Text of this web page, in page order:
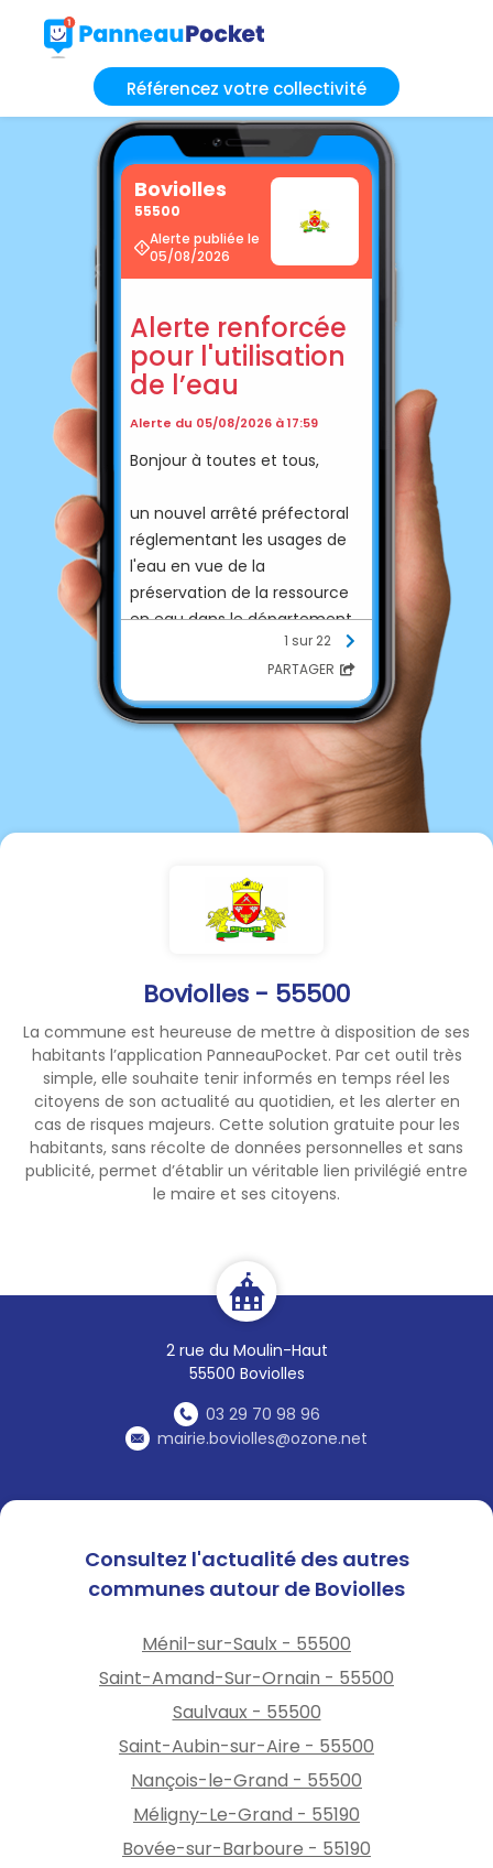
Référencez votre collectivité
Boviolles - 55500
La commune est heureuse de mettre à disposition de ses
habitants l’application PanneauPocket. Par cet outil très
simple, elle souhaite tenir informés en temps réel les
citoyens de son actualité au quotidien, et les alerter en
cas de risques majeurs. Cette solution gratuite pour les
habitants, sans récolte de données personnelles et sans
publicité, permet d’établir un véritable lien privilégié entre
le maire et ses citoyens.
2 rue du Moulin-Haut
55500 Boviolles
03 29 70 98 96
mairie.boviolles@ozone.net
Boviolles
55500
Alerte publiée le
05/08/2026
Alerte renforcée
pour l'utilisation
de l’eau
Alerte du 05/08/2026 à 17:59
Bonjour à toutes et tous,
un nouvel arrêté préfectoral
réglementant les usages de
l'eau en vue de la
préservation de la ressource
en eau dans le département
de la Meuse vient de nous
être adressé. Notre commune
est en alerte renforcée.
Vous trouverez ci-joint les
consignes à bien vouloir
Bonne soirée à toutes et tous.
Nepote-cit Justine
1 sur 22
PARTAGER
Consultez l'actualité des autres
communes autour de Boviolles
Ménil-sur-Saulx - 55500
Saint-Amand-Sur-Ornain - 55500
Saulvaux - 55500
Saint-Aubin-sur-Aire - 55500
Nançois-le-Grand - 55500
Méligny-Le-Grand - 55190
Bovée-sur-Barboure - 55190